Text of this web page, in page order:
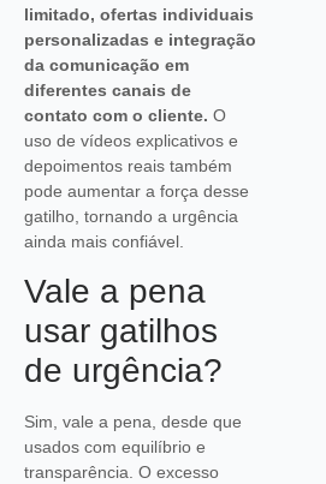
limitado, ofertas individuais
personalizadas e integração
da comunicação em
diferentes canais de
contato com o cliente. O
uso de vídeos explicativos e
depoimentos reais também
pode aumentar a força desse
gatilho, tornando a urgência
ainda mais confiável.
Vale a pena
usar gatilhos
de urgência?
Sim, vale a pena, desde que
usados com equilíbrio e
transparência. O excesso